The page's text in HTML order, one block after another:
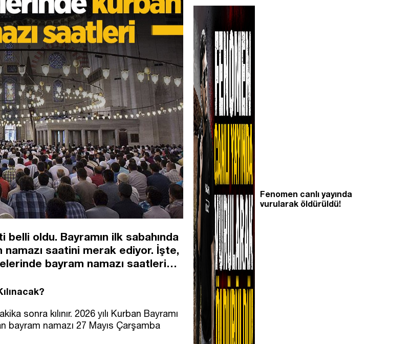
belli oldu. Bayramın ilk sabahında
saatini merak ediyor. İşte,
bayram namazı saatleri…
sonra kılınır. 2026 yılı Kurban Bayramı
bayram namazı 27 Mayıs Çarşamba
Fenomen canlı yayında
vurularak öldürüldü!